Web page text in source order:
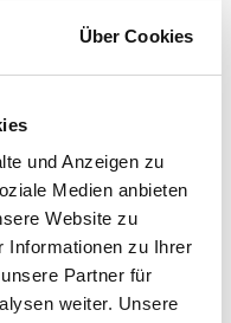
Über Cookies
und Anzeigen zu
Medien anbieten
Website zu
Informationen zu Ihrer
Partner für
weiter. Unsere